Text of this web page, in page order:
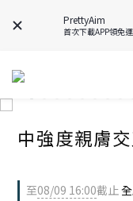
PrettyAim
首次下載APP領免
中強度親膚
至08/09 16:00截止